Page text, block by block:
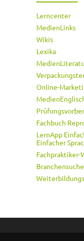
Lerncenter
MedienLinks
Wikis
Lexika
Online-
Fachbuch
LernApp
Einfacher
Fachpraktiker-
Branchensuche